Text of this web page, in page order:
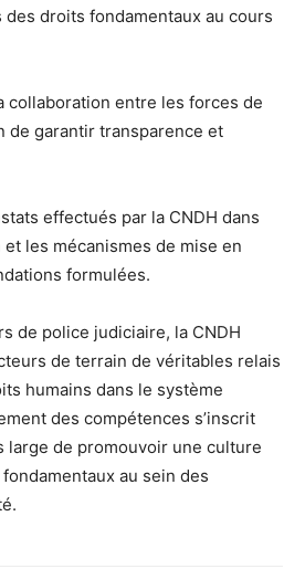
droits fondamentaux au cours
collaboration entre les forces de
de garantir transparence et
effectués par la CNDH dans
les mécanismes de mise en
formulées.
de police judiciaire, la CNDH
de terrain de véritables relais
humains dans le système
des compétences s’inscrit
large de promouvoir une culture
au sein des